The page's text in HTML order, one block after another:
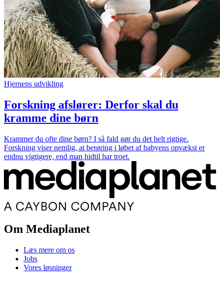
Hjernens udvikling
Forskning afslører: Derfor skal du
kramme dine børn
Krammer du ofte dine børn? I så fald gør du det helt rigtige.
Forskning viser nemlig, at berøring i løbet af babyens opvækst er
endnu vigtigere, end man hidtil har troet.
Om Mediaplanet
Læs mere om os
Jobs
Vores løsninger